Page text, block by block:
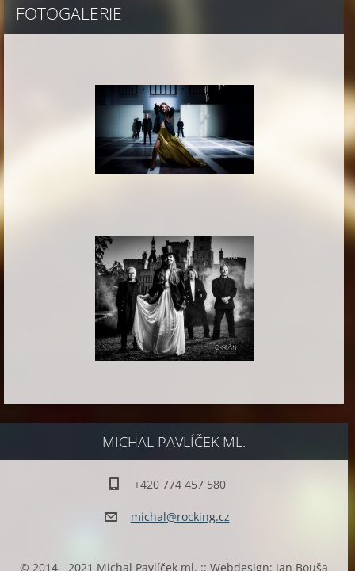
FOTOGALERIE
MICHAL PAVLÍČEK ML.
+420 774 457 580
michal@rocking.cz
© 2014 - 2021 Michal Pavlíček ml. :: Webdesign: Jan Bouša